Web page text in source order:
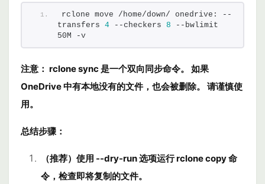
rclone move /home/down/ onedrive: --
transfers 4 --checkers 8 --bwlimit
50M -v
注意： rclone sync是一个双向同步命令。 如果
OneDrive 中有本地没有的文件，也会被删除。 请谨慎使
用。
总结步骤：
（推荐）使用 --dry-run选项运行rclone copy命
令，检查即将复制的文件。